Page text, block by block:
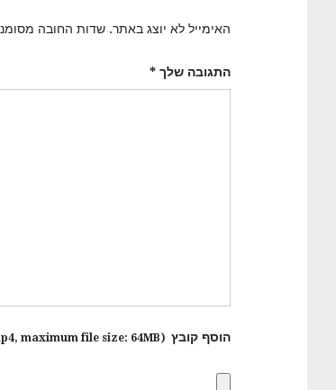
האימייל לא יוצג באתר. שדות החובה
התגובה שלך *
הוסף קובץ (Allowed file types:
, maximum file size: 64MB.